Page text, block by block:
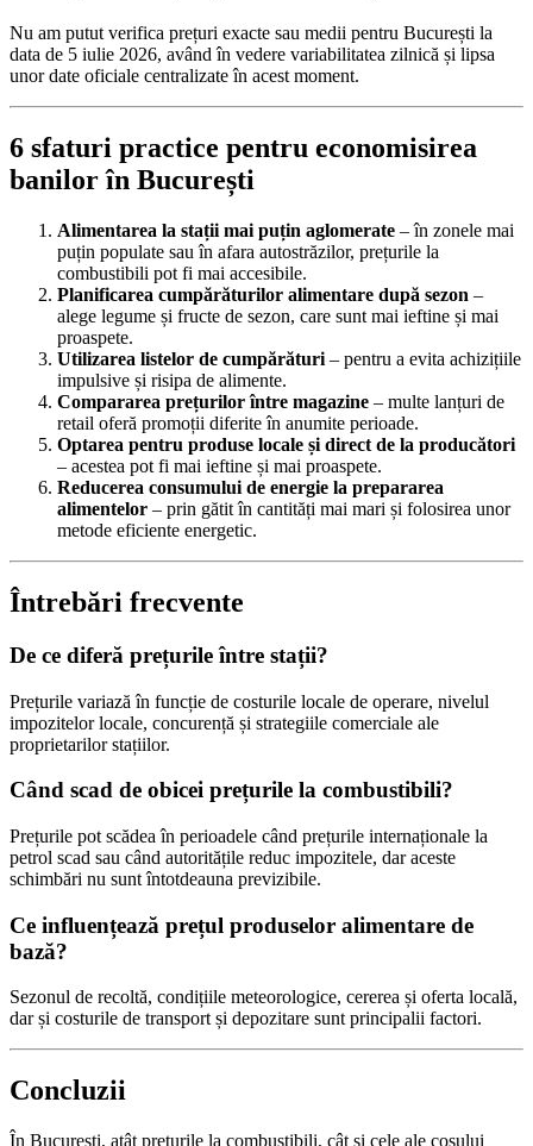
Nu am putut verifica prețuri exacte sau medii pentru București la
data de 5 iulie 2026, având în vedere variabilitatea zilnică și lipsa
unor date oficiale centralizate în acest moment.
6 sfaturi practice pentru economisirea
banilor în București
Alimentarea la stații mai puțin aglomerate – în zonele mai
puțin populate sau în afara autostrăzilor, prețurile la
combustibili pot fi mai accesibile.
Planificarea cumpărăturilor alimentare după sezon –
alege legume și fructe de sezon, care sunt mai ieftine și mai
proaspete.
Utilizarea listelor de cumpărături – pentru a evita achizițiile
impulsive și risipa de alimente.
Compararea prețurilor între magazine – multe lanțuri de
retail oferă promoții diferite în anumite perioade.
Optarea pentru produse locale și direct de la producători
– acestea pot fi mai ieftine și mai proaspete.
Reducerea consumului de energie la prepararea
alimentelor – prin gătit în cantități mai mari și folosirea unor
metode eficiente energetic.
Întrebări frecvente
De ce diferă prețurile între stații?
Prețurile variază în funcție de costurile locale de operare, nivelul
impozitelor locale, concurență și strategiile comerciale ale
proprietarilor stațiilor.
Când scad de obicei prețurile la combustibili?
Prețurile pot scădea în perioadele când prețurile internaționale la
petrol scad sau când autoritățile reduc impozitele, dar aceste
schimbări nu sunt întotdeauna previzibile.
Ce influențează prețul produselor alimentare de
bază?
Sezonul de recoltă, condițiile meteorologice, cererea și oferta locală,
dar și costurile de transport și depozitare sunt principalii factori.
Concluzii
În București, atât prețurile la combustibili, cât și cele ale coșului